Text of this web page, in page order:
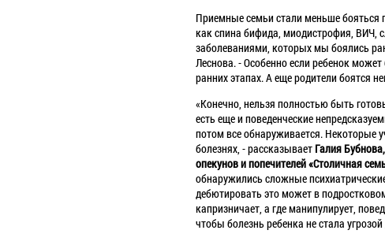
Приемные семьи стали меньше бояться
как спина бифида, миодистрофия, ВИЧ,
заболеваниями, которых мы боялись
Леснова. - Особенно если ребенок
ранних этапах. А еще родители боятся
«Конечно, нельзя полностью быть
есть еще и поведенческие
потом все обнаруживается. Некоторые
болезнях, - рассказывает Галия
опекунов и попечителей «Столичная
обнаружились сложные
дебютировать это может в
капризничает, а где манипулирует,
чтобы болезнь ребенка не стала